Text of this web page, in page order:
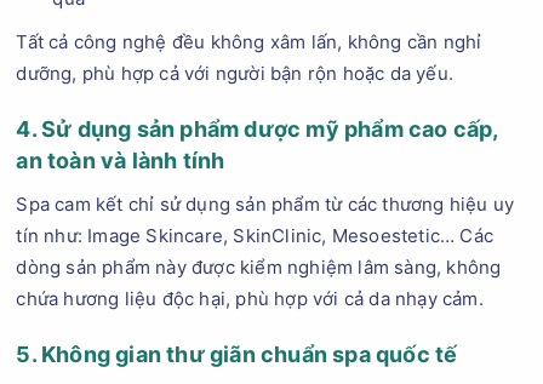
Tất cả công nghệ đều không xâm lấn, không cần nghỉ
dưỡng, phù hợp cả với người bận rộn hoặc da yếu.
4. Sử dụng sản phẩm dược mỹ phẩm cao cấp,
an toàn và lành tính
Spa cam kết chỉ sử dụng sản phẩm từ các thương hiệu uy
tín như: Image Skincare, SkinClinic, Mesoestetic… Các
dòng sản phẩm này được kiểm nghiệm lâm sàng, không
chứa hương liệu độc hại, phù hợp với cả da nhạy cảm.
5. Không gian thư giãn chuẩn spa quốc tế